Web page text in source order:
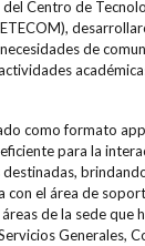
Centro de
de
como formato
para la
con el área de
de la sede que
Generales,